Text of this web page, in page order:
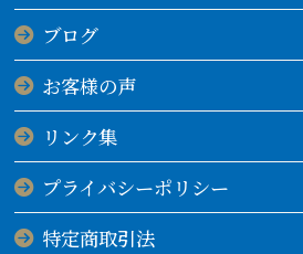
ブログ
お客様の声
リンク集
プライバシーポリシー
特定商取引法